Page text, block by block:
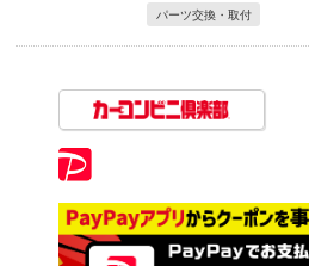
パーツ交換・取付